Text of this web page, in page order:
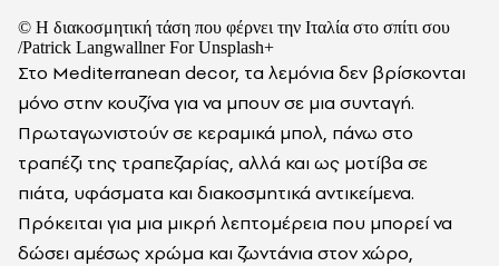
© Η διακοσμητική τάση που φέρνει την Ιταλία στο σπίτι σου
/Patrick Langwallner For Unsplash+
Στο Mediterranean decor, τα λεμόνια δεν βρίσκονται
μόνο στην κουζίνα για να μπουν σε μια συνταγή.
Πρωταγωνιστούν σε κεραμικά μπολ, πάνω στο
τραπέζι της τραπεζαρίας, αλλά και ως μοτίβα σε
πιάτα, υφάσματα και διακοσμητικά αντικείμενα.
Πρόκειται για μια μικρή λεπτομέρεια που μπορεί να
δώσει αμέσως χρώμα και ζωντάνια στον χώρο,